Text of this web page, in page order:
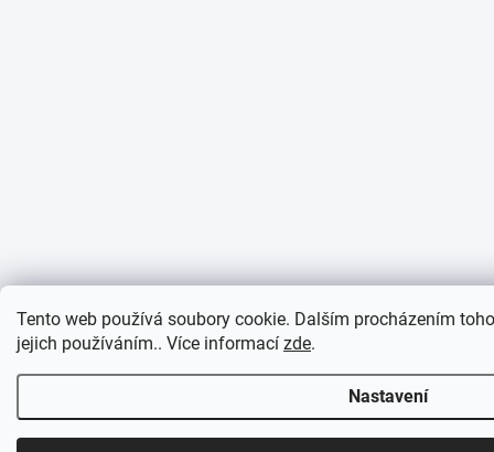
Tento web používá soubory cookie. Dalším procházením
jejich používáním.. Více informací zde.
Nastavení